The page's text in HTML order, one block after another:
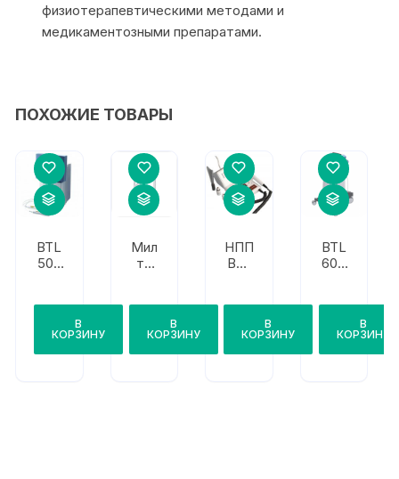
физиотерапевтическими методами и
медикаментозными препаратами.
ПОХОЖИЕ ТОВАРЫ
BTL
500
В
КОРЗИНУ
Мил
та
В
КОРЗИНУ
НПП
Вен
н
В
КОРЗИНУ
BTL
600
В
КОРЗИНУ